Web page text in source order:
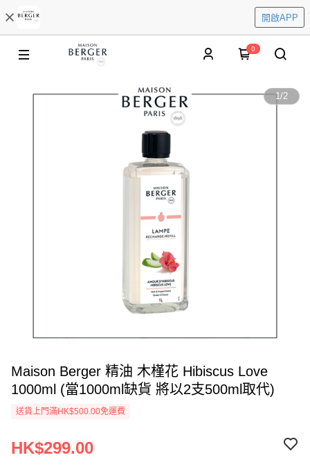
開啟APP
0
1/2
Maison Berger 精油 木槿花 Hibiscus Love
1000ml (當1000ml缺貨 將以2支500ml取代)
送貨上門滿HK$500.00免運費
HK$299.00